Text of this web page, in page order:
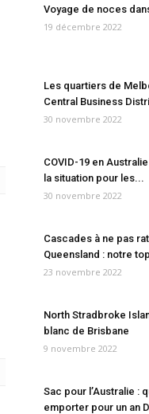
Voyage de noces
19 décembre 2022
Les quartiers de
Central Business
30 novembre 2022
COVID-19 en
la situation pour les...
30 novembre 2022
Cascades à ne pas
Queensland : notre
23 novembre 2022
North Stradbroke
blanc de Brisbane
9 novembre 2022
Sac pour l’Australie :
emporter pour un an